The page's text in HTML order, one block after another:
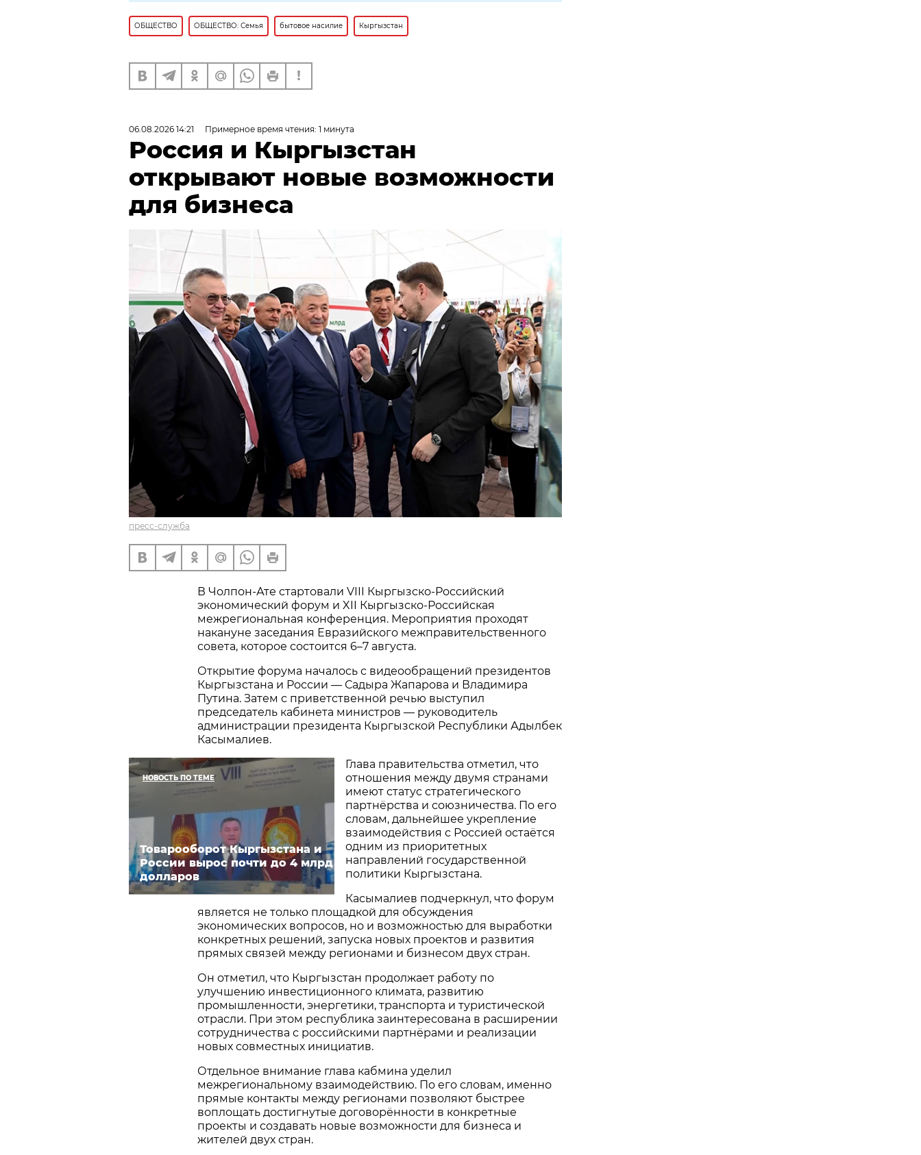
ОБЩЕСТВО ОБЩЕСТВО: Семья бытовое насилие Кыргызстан
06.08.2026 14:21 Примерное время чтения: 1 минута
Россия и Кыргызстан
открывают новые возможности
для бизнеса
пресс-служба
В Чолпон-Ате стартовали VIII Кыргызско-Российский
экономический форум и XII Кыргызско-Российская
межрегиональная конференция. Мероприятия проходят
накануне заседания Евразийского межправительственного
совета, которое состоится 6–7 августа.
Открытие форума началось с видеообращений президентов
Кыргызстана и России — Садыра Жапарова и Владимира
Путина. Затем с приветственной речью выступил
председатель кабинета министров — руководитель
администрации президента Кыргызской Республики Адылбек
Касымалиев.
НОВОСТЬ ПО ТЕМЕ
Товарооборот Кыргызстана и
России вырос почти до 4 млрд
долларов
Глава правительства отметил, что
отношения между двумя странами
имеют статус стратегического
партнёрства и союзничества. По его
словам, дальнейшее укрепление
взаимодействия с Россией остаётся
одним из приоритетных
направлений государственной
политики Кыргызстана.
Касымалиев подчеркнул, что форум
является не только площадкой для обсуждения
экономических вопросов, но и возможностью для выработки
конкретных решений, запуска новых проектов и развития
прямых связей между регионами и бизнесом двух стран.
Он отметил, что Кыргызстан продолжает работу по
улучшению инвестиционного климата, развитию
промышленности, энергетики, транспорта и туристической
отрасли. При этом республика заинтересована в расширении
сотрудничества с российскими партнёрами и реализации
новых совместных инициатив.
Отдельное внимание глава кабмина уделил
межрегиональному взаимодействию. По его словам, именно
прямые контакты между регионами позволяют быстрее
воплощать достигнутые договорённости в конкретные
проекты и создавать новые возможности для бизнеса и
жителей двух стран.